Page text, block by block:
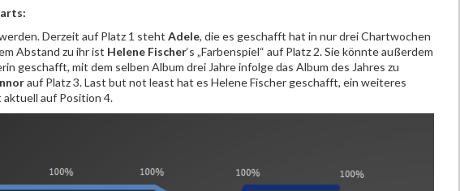
Derzeit auf Platz 1 steht Adele, die es geschafft hat in nur drei Chartwochen
Abstand zu ihr ist Helene Fischer‘s „Farbenspiel“ auf Platz 2. Sie könnte außerdem
geschafft, mit dem selben Album drei Jahre infolge das Album des Jahres zu
auf Platz 3. Last but not least hat es Helene Fischer geschafft, ein weiteres
auf Position 4.